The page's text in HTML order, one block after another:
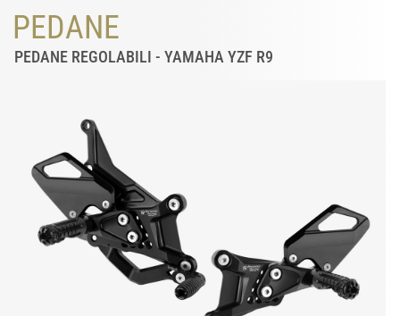
PEDANE
PEDANE REGOLABILI - YAMAHA YZF R9